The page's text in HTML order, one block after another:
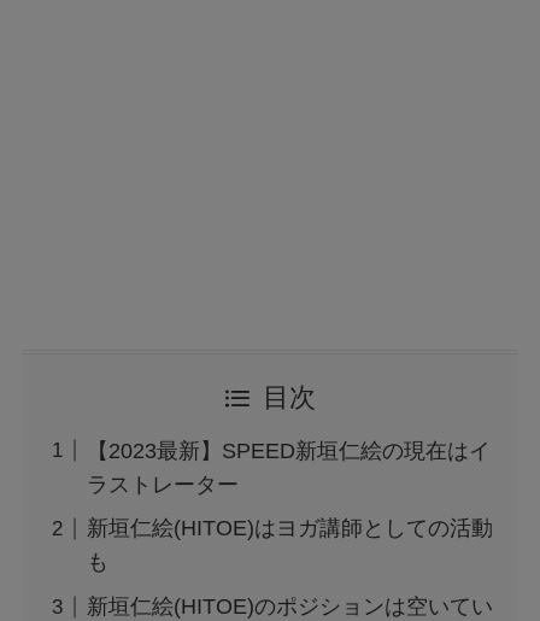
目次
【2023最新】SPEED新垣仁絵の現在はイ
ラストレーター
新垣仁絵(HITOE)はヨガ講師としての活動
も
新垣仁絵(HITOE)のポジションは空いてい